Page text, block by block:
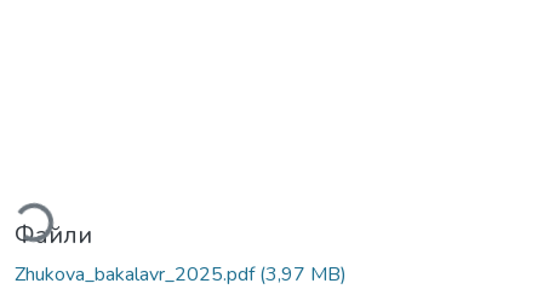
Вантажиться...
Файли
Zhukova_bakalavr_2025.pdf(3,97 MB)